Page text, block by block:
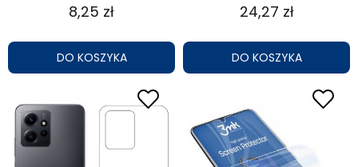
8,25 zł
DO KOSZYKA
24,27 zł
DO KOSZYKA